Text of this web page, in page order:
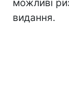
можливі
видання.